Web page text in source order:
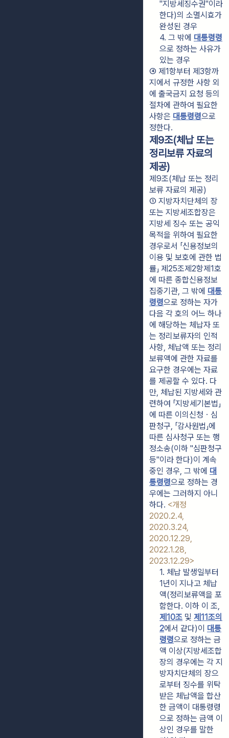
"지방세징수권"이라
한다)의 소멸시효가
완성된 경우
4. 그 밖에 대통령령
으로 정하는 사유가
있는 경우
④ 제1항부터 제3항까
지에서 규정한 사항 외
에 출국금지 요청 등의
절차에 관하여 필요한
사항은 대통령령으로
정한다.
제9조(체납 또는
정리보류 자료의
제공)
제9조(체납 또는 정리
보류 자료의 제공)
① 지방자치단체의 장
또는 지방세조합장은
지방세 징수 또는 공익
목적을 위하여 필요한
경우로서 「신용정보의
이용 및 보호에 관한 법
률」 제25조제2항제1호
에 따른 종합신용정보
집중기관, 그 밖에 대통
령령으로 정하는 자가
다음 각 호의 어느 하나
에 해당하는 체납자 또
는 정리보류자의 인적
사항, 체납액 또는 정리
보류액에 관한 자료를
요구한 경우에는 자료
를 제공할 수 있다. 다
만, 체납된 지방세와 관
련하여 「지방세기본법」
에 따른 이의신청ㆍ심
판청구, 「감사원법」에
따른 심사청구 또는 행
정소송(이하 "심판청구
등"이라 한다)이 계속
중인 경우, 그 밖에 대
통령령으로 정하는 경
우에는 그러하지 아니
하다. <개정
2020.2.4,
2020.3.24,
2020.12.29,
2022.1.28,
2023.12.29>
1. 체납 발생일부터
1년이 지나고 체납
액(정리보류액을 포
제10조 및 제11조의
2에서 같다)이 대통
령령으로 정하는 금
액 이상(지방세조합
장의 경우에는 각 지
방자치단체의 장으
로부터 징수를 위탁
받은 체납액을 합산
한 금액이 대통령령
으로 정하는 금액 이
상인 경우를 말한